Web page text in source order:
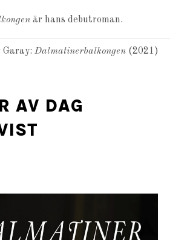
är hans debutroman.
Garay:Dalmatinerbalkongen (2021)
AV DAG